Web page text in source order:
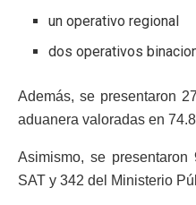
un operativo regional
dos operativos
Además, se presentaron
aduanera valoradas en
Asimismo, se
SAT y 342 del Ministerio